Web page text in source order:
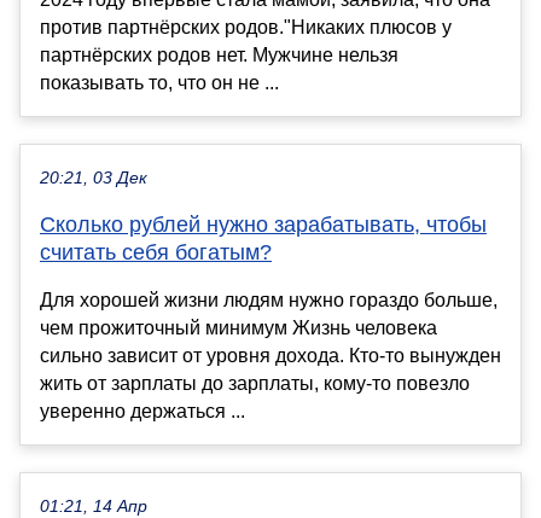
против партнёрских родов."Никаких плюсов у
партнёрских родов нет. Мужчине нельзя
показывать то, что он не ...
20:21, 03 Дек
Сколько рублей нужно зарабатывать, чтобы
считать себя богатым?
Для хорошей жизни людям нужно гораздо больше,
чем прожиточный минимум Жизнь человека
сильно зависит от уровня дохода. Кто-то вынужден
жить от зарплаты до зарплаты, кому-то повезло
уверенно держаться ...
01:21, 14 Апр